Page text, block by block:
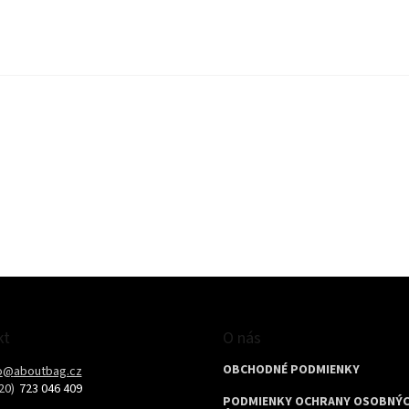
@aboutbag.cz
723 046 409
O nás
OBCHODNÉ PODMIENKY
PODMIENKY OCHRANY